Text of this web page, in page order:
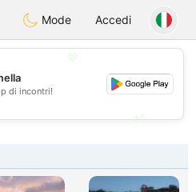
Ora
Mode Accedi
di incontri!